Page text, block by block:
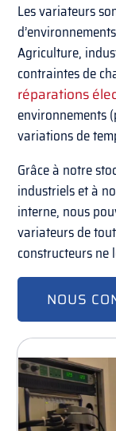
Les variateurs
Agriculture,
contraintes de
réparations
environnements
variations de
Grâce à notre
industriels et à
interne, nous
variateurs de
constructeurs ne
NOUS